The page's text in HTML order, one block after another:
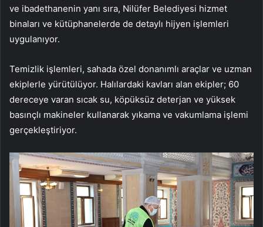
ve ibadethanenin yanı sıra, Nilüfer Belediyesi hizmet
binaları ve kütüphanelerde de detaylı hijyen işlemleri
uygulanıyor.
Temizlik işlemleri, sahada özel donanımlı araçlar ve uzman
ekiplerle yürütülüyor. Halılardaki kavları alan ekipler; 60
dereceye varan sıcak su, köpüksüz deterjan ve yüksek
basınçlı makineler kullanarak yıkama ve vakumlama işlemi
gerçekleştiriyor.